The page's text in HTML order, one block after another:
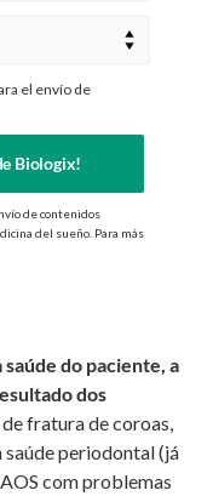
el envío de
Biologix!
de contenidos
del sueño. Para más
do paciente, a
dos
fratura de coroas,
periodontal (já
com problemas